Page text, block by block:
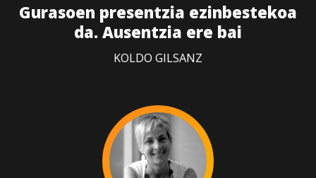
Gurasoen presentzia ezinbestekoa
da. Ausentzia ere bai
KOLDO GILSANZ